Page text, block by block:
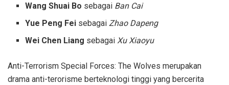
Wang Shuai Bo sebagai Ban Cai
Yue Peng Fei sebagai Zhao Dapeng
Wei Chen Liang sebagai Xu Xiaoyu
Anti-Terrorism Special Forces: The Wolves merupakan
drama anti-terorisme berteknologi tinggi yang bercerita